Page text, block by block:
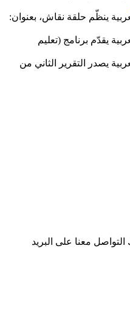
ينظّم حلقة نقاش، بعنوان:
يقدّم برنامج (تعليم
يصدر التقرير الثاني من
معنا على البريد